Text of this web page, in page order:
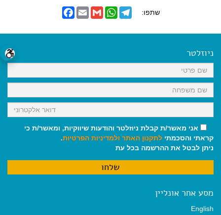
שתפו:
F
a
e
k
E
m
i
G
m
i
W
h
t
p
T
e
e
m
ניוזלטר
אני מאשר/ת קבלת ניוזלטר והודעות שיווקיות, ומאשר/ת כי
קראתי והסכמתי לתקנון האתר ולמדיניות הפרטיות.
ניתן לבטל את ההרשמה בכל עת
מסע אחר אונליין
English